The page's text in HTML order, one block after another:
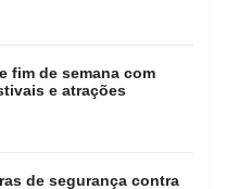
fim de semana com
e atrações
de segurança contra